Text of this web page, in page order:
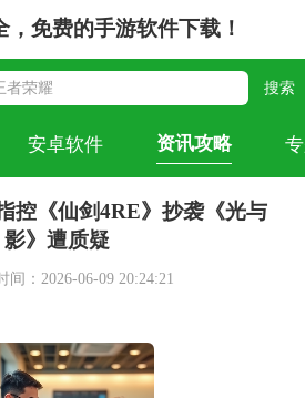
，免费的手游软件下载！
安卓软件 资讯攻略
控《仙剑4RE》抄袭《光与
影》遭质疑
间：2026-06-09 20:24:21